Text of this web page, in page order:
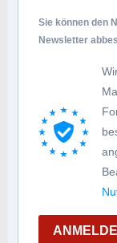
Sie können den
Newsletter